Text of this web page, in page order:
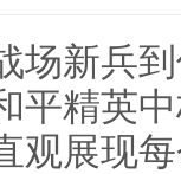
场新兵
平精英
观展现